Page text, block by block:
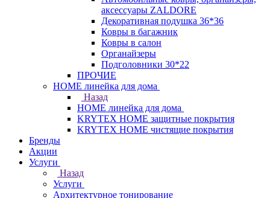
аксессуары ZALDORE
Декоративная подушка 36*36
Ковры в багажник
Ковры в салон
Органайзеры
Подголовники 30*22
ПРОЧИЕ
HOME линейка для дома
Назад
HOME линейка для дома
KRYTEX HOME защитные покрытия
KRYTEX HOME чистящие покрытия
Бренды
Акции
Услуги
Назад
Услуги
Архитектурное тонирование